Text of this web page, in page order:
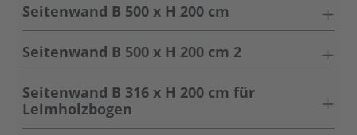
Seitenwand B 500 x H 200 cm
Seitenwand B 500 x H 200 cm 2
Seitenwand B 316 x H 200 cm für
Leimholzbogen